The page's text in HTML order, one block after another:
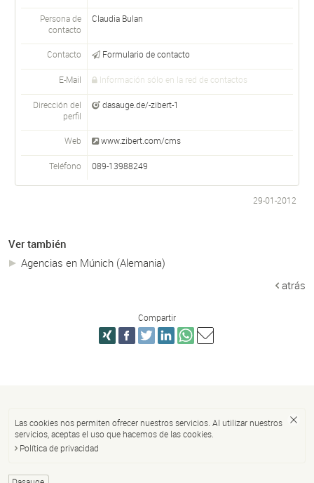
Persona de
contacto
Claudia Bulan
Contacto Formulario de contacto
E-Mail Información sólo en la red de contactos
Dirección del
perfil
dasauge.de/-zibert-1
Web www.zibert.com/cms
Teléfono 089-13988249
29-01-2012
Ver también
Agencias en Múnich (Alemania)
atrás
Compartir
Las cookies nos permiten ofrecer nuestros servicios. Al utilizar nuestros
servicios, aceptas el uso que hacemos de las cookies.
Política de privacidad